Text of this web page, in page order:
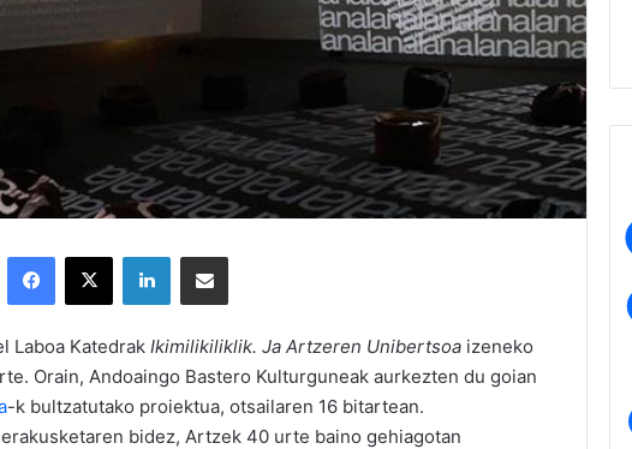
Laboa Katedrak Ikimilikiliklik. Ja Artzeren Unibertsoa izeneko
Orain, Andoaingo Bastero Kulturguneak aurkezten du goian
-k bultzatutako proiektua, otsailaren 16 bitartean.
erakusketaren bidez, Artzek 40 urte baino gehiagotan